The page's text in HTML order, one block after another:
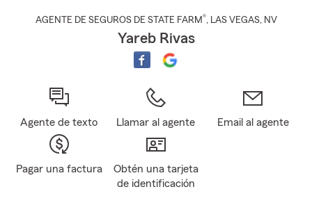
AGENTE DE SEGUROS DE STATE FARM®, LAS VEGAS, NV
Yareb Rivas
Agente de texto Llamar al agente Email al agente
Pagar una factura
Obtén una tarjeta
de identificación